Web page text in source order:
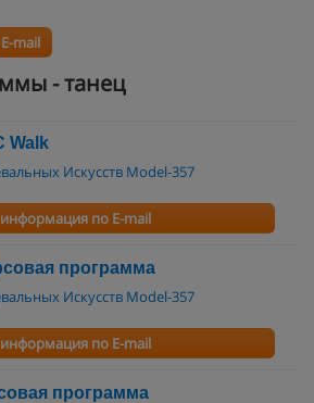
mail
- танец
Walk
Искусств Model-357
по E-mail
программа
Искусств Model-357
по E-mail
программа